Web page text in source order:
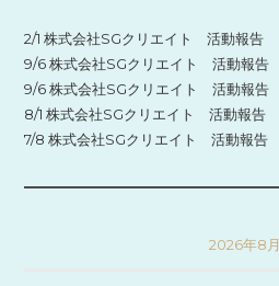
2/1 株式会社SGクリエイト 活動報告
9/6 株式会社SGクリエイト 活動報告
9/6 株式会社SGクリエイト 活動報告
8/1 株式会社SGクリエイト 活動報告
7/8 株式会社SGクリエイト 活動報告
2026年8月